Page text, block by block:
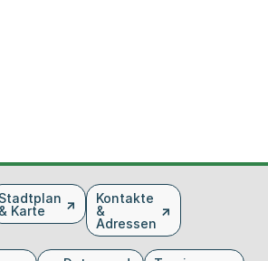
Stadtplan
& Karte
Kontakte
&
Adressen